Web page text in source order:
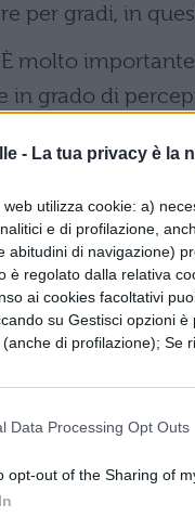
- La tua privacy è la
utilizza cookie: a)
e di profilazione,
abitudini di navigazione)
è regolato dalla relativa
ai cookies facoltativi
su Gestisci opzioni
di profilazione); Se
Data Processing Opt Outs
opt-out of the Sharing of
per gradi, in
È molto
in grado di
a scrivere
e così via.
Dobbiamo
così da
inglese. E allora,
Poi,
con
metodo
inglese è quello
il testo.